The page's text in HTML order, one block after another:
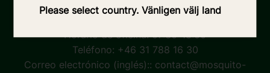
Please select country. Vänligen välj land
N.º de IVA: SE556782640801
Horario de oficina: 07:30-18:00
Teléfono: +46 31 788 16 30
Correo electrónico (inglés):: contact@mosquito-